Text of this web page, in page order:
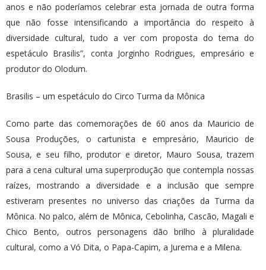
anos e não poderíamos celebrar esta jornada de outra forma
que não fosse intensificando a importância do respeito à
diversidade cultural, tudo a ver com proposta do tema do
espetáculo Brasilis”, conta Jorginho Rodrigues, empresário e
produtor do Olodum.
Brasilis – um espetáculo do Circo Turma da Mônica
Como parte das comemorações de 60 anos da Mauricio de
Sousa Produções, o cartunista e empresário, Mauricio de
Sousa, e seu filho, produtor e diretor, Mauro Sousa, trazem
para a cena cultural uma superprodução que contempla nossas
raízes, mostrando a diversidade e a inclusão que sempre
estiveram presentes no universo das criações da Turma da
Mônica. No palco, além de Mônica, Cebolinha, Cascão, Magali e
Chico Bento, outros personagens dão brilho à pluralidade
cultural, como a Vó Dita, o Papa-Capim, a Jurema e a Milena.